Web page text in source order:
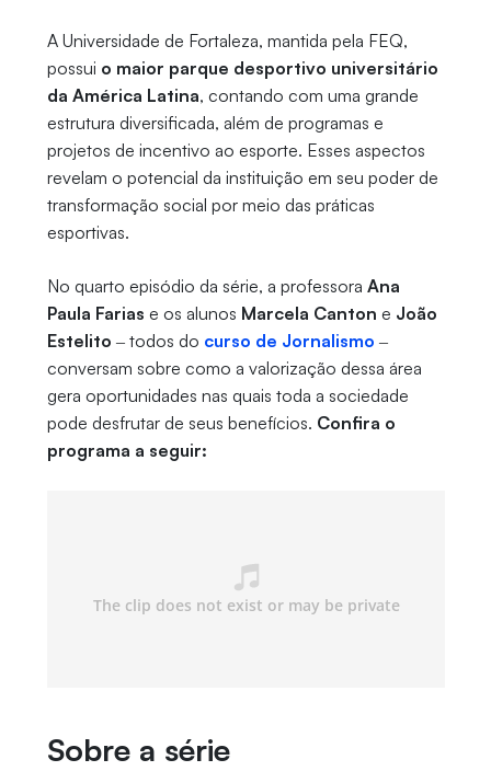
A Universidade de Fortaleza, mantida pela FEQ,
possui o maior parque desportivo universitário
da América Latina, contando com uma grande
estrutura diversificada, além de programas e
projetos de incentivo ao esporte. Esses aspectos
revelam o potencial da instituição em seu poder de
transformação social por meio das práticas
esportivas.
No quarto episódio da série, a professora Ana
Paula Farias e os alunos Marcela Canton e João
Estelito ‒ todos do curso de Jornalismo ‒
conversam sobre como a valorização dessa área
gera oportunidades nas quais toda a sociedade
pode desfrutar de seus benefícios. Confira o
programa a seguir:
Sobre a série